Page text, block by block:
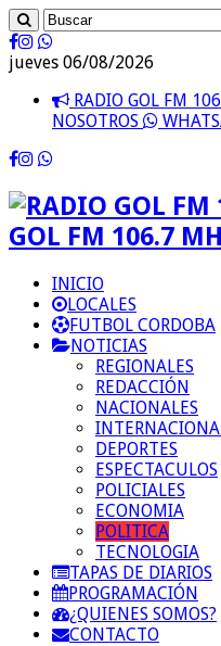
jueves 06/08/2026
RADIO GOL FM
NOSOTROS
GOL FM 106.7
INICIO
LOCALES
FUTBOL CORDOBA
NOTICIAS
REGIONALES
REDACCIÓN
NACIONALES
DEPORTES
ESPECTACULOS
POLICIALES
ECONOMIA
POLITICA
TECNOLOGIA
TAPAS DE DIARIOS
PROGRAMACIÓN
¿QUIENES SOMOS?
CONTACTO